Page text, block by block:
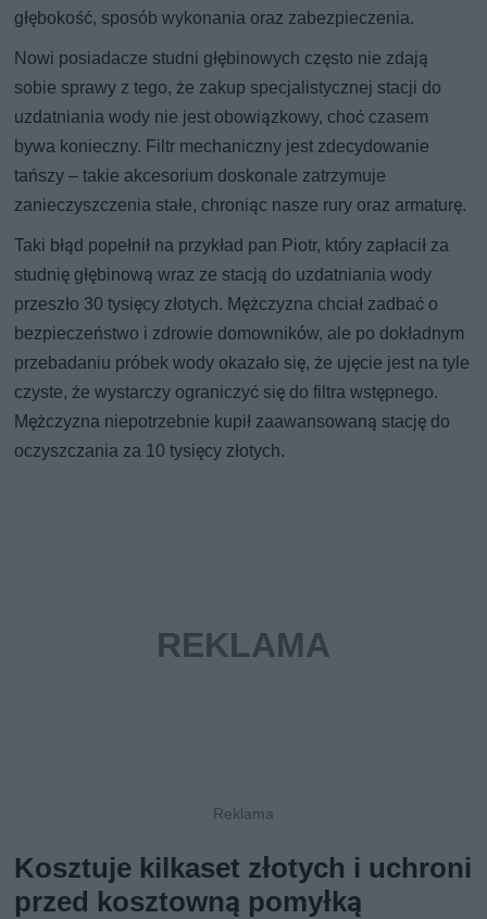
głębokość, sposób wykonania oraz zabezpieczenia.
Nowi posiadacze studni głębinowych często nie zdają
sobie sprawy z tego, że zakup specjalistycznej stacji do
uzdatniania wody nie jest obowiązkowy, choć czasem
bywa konieczny. Filtr mechaniczny jest zdecydowanie
tańszy – takie akcesorium doskonale zatrzymuje
zanieczyszczenia stałe, chroniąc nasze rury oraz armaturę.
Taki błąd popełnił na przykład pan Piotr, który zapłacił za
studnię głębinową wraz ze stacją do uzdatniania wody
przeszło 30 tysięcy złotych. Mężczyzna chciał zadbać o
bezpieczeństwo i zdrowie domowników, ale po dokładnym
przebadaniu próbek wody okazało się, że ujęcie jest na tyle
czyste, że wystarczy ograniczyć się do filtra wstępnego.
Mężczyzna niepotrzebnie kupił zaawansowaną stację do
oczyszczania za 10 tysięcy złotych.
Kosztuje kilkaset złotych i uchroni
przed kosztowną pomyłką